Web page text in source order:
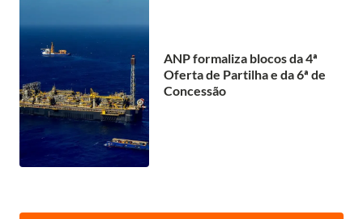
ANP formaliza blocos da 4ª
Oferta de Partilha e da 6ª de
Concessão